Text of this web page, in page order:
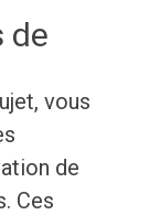
de
vous
de
Ces